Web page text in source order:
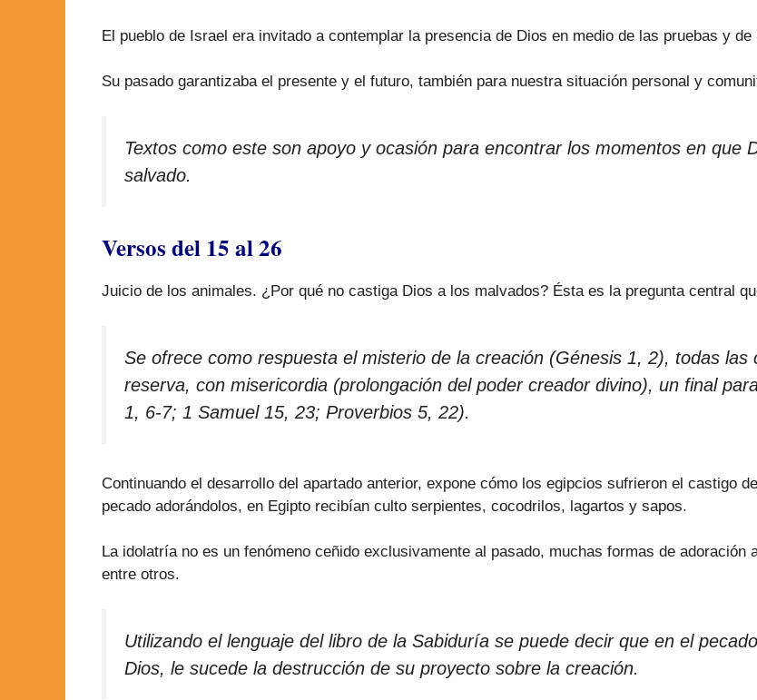
El pueblo de Israel era invitado a contemplar la presencia de Dios en medio de las pruebas y de
Su pasado garantizaba el presente y el futuro, también para nuestra situación personal y
Textos como este son apoyo y ocasión para encontrar los momentos en que
salvado.
Versos del 15 al 26
Juicio de los animales. ¿Por qué no castiga Dios a los malvados? Ésta es la pregunta central
Se ofrece como respuesta el misterio de la creación (Génesis 1, 2), todas
reserva, con misericordia (prolongación del poder creador divino), un final
1, 6-7; 1 Samuel 15, 23; Proverbios 5, 22).
Continuando el desarrollo del apartado anterior, expone cómo los egipcios sufrieron el castigo
pecado adorándolos, en Egipto recibían culto serpientes, cocodrilos, lagartos y sapos.
La idolatría no es un fenómeno ceñido exclusivamente al pasado, muchas formas de
entre otros.
Utilizando el lenguaje del libro de la Sabiduría se puede decir que en el
Dios, le sucede la destrucción de su proyecto sobre la creación.